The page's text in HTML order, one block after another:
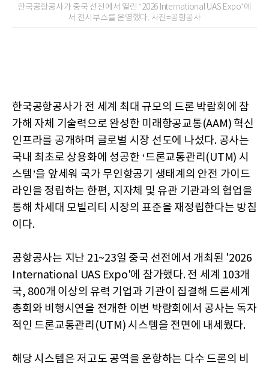
한국공항공사가 중국 선전에서 열린 ‘2026 International UAS Expo’에
서 전시부스를 운영했다. 사진=공항공사
한국공항공사가 전 세계 최대 규모의 드론 박람회에 참
가해 자체 기술력으로 완성한 미래항공교통(AAM) 혁신
인프라를 공개하며 글로벌 시장 선도에 나섰다. 공사는
국내 최초로 상용화에 성공한 ‘드론교통관리(UTM) 시
스템’을 앞세워 국가 무인항공기 생태계의 안전 가이드
라인을 정립하는 한편, 지자체 및 유관 기관과의 협업을
통해 차세대 모빌리티 시장의 표준을 재정립한다는 방침
이다.
공항공사는 지난 21~23일 중국 선전에서 개최된 '2026
International UAS Expo'에 참가했다. 전 세계 103개
국, 800개 이상의 유력 기업과 기관이 집결해 드론세계
총회와 비행시연을 전개한 이번 박람회에서 공사는 독자
적인 드론교통관리(UTM) 시스템을 전면에 내세웠다.
해당 시스템은 저고도 공역을 운항하는 다수 드론의 비